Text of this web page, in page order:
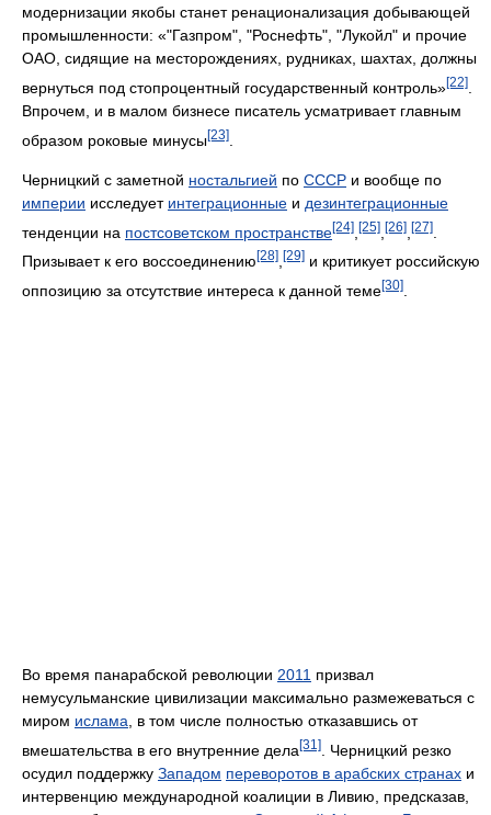
модернизации якобы станет ренационализация добывающей
промышленности: «"Газпром", "Роснефть", "Лукойл" и прочие
ОАО, сидящие на месторождениях, рудниках, шахтах, должны
вернуться под стопроцентный государственный контроль»[22]
Впрочем, и в малом бизнесе писатель усматривает главным
образом роковые минусы[23]
Черницкий с заметной ностальгией по СССР и вообще по
империи исследует интеграционные и дезинтеграционные
тенденции на постсоветском пространстве[24] [25] [26] [27]
Призывает к его воссоединению [28] [29] и критикует российскую
оппозицию за отсутствие интереса к данной теме[30]
Во время панарабской революции 2011 призвал
немусульманские цивилизации максимально размежеваться с
миром ислама, в том числе полностью отказавшись от
вмешательства в его внутренние дела [31]
. Черницкий резко
осудил поддержку Западом переворотов в арабских странах и
интервенцию международной коалиции в Ливию, предсказав,